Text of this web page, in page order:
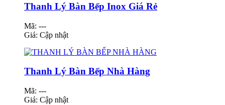
Thanh Lý Bàn Bếp Inox Giá Rẻ
Mã: ---
Giá: Cập nhật
Thanh Lý Bàn Bếp Nhà Hàng
Mã: ---
Giá: Cập nhật